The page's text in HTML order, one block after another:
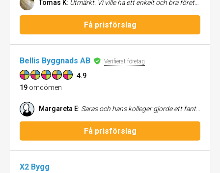
Tomas K: Utmärkt. Vi ville ha ett enkelt och bra företag som slipade vårt 100 meter fiskbenparkett. Vi hade ingen koll på hur eller vad man gör men de gjorde allt åt oss och kom när de skulle och blev klara i tid. Dessutom gjorde de om ett rum , inte för att vi klagade utan för att de inte var nöjda själva. De löste allt med rotavdraget med. Rekommenderas
Få prisförslag
Bellis Byggnads AB Verifierat företag
4.9
19 omdömen
Margareta E: Saras och hans kolleger gjorde ett fantastiskt fint jobb med och runt vår kolonistuga. De byggde en kattgård, anlade en stengång, la nytt takpapp på taket och nätade in hela tomten. Mycket proffsigt utfört. Dessutom är de mycket trevliga, och tydliga. Jag rekommenderar dem varmt och ska absolut anlita dem igen vid behov. Margareta
Få prisförslag
X2 Bygg